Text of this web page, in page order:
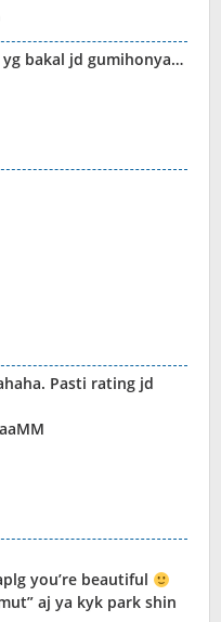
bakal jd gumihonya…
Pasti rating jd
you’re beautiful
aj ya kyk park shin